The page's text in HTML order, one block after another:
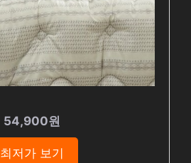
54,900원
최저가 보기